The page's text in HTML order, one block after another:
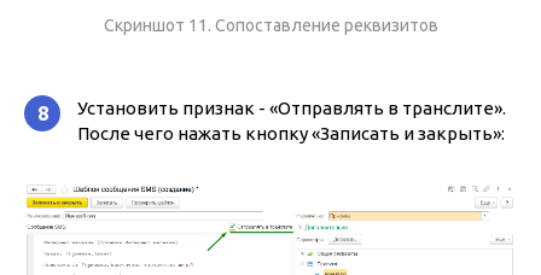
Скриншот 11. Сопоставление реквизитов
8
Установить признак - «Отправлять в транслите».
После чего нажать кнопку «Записать и закрыть»: